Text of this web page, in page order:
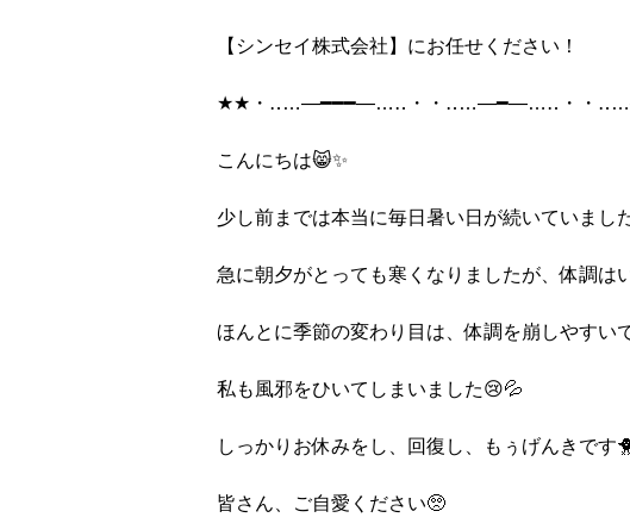
【シンセイ株式会社】にお任せください！
★★・‥…―━━━―…‥・・‥…―━―…‥・・
こんにちは😸✨
少し前までは本当に毎日暑い日が続いていました
急に朝夕がとっても寒くなりましたが、体調は
ほんとに季節の変わり目は、体調を崩しやすい
私も風邪をひいてしまいました😢💦
しっかりお休みをし、回復し、もぅげんきです
皆さん、ご自愛ください🥺